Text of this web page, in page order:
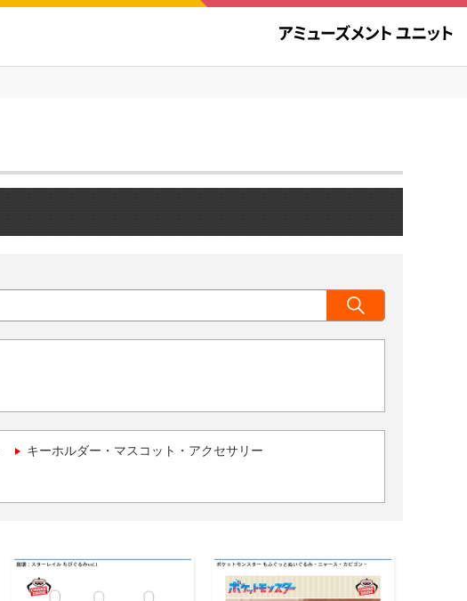
キーホルダー・マスコット・アクセサリー